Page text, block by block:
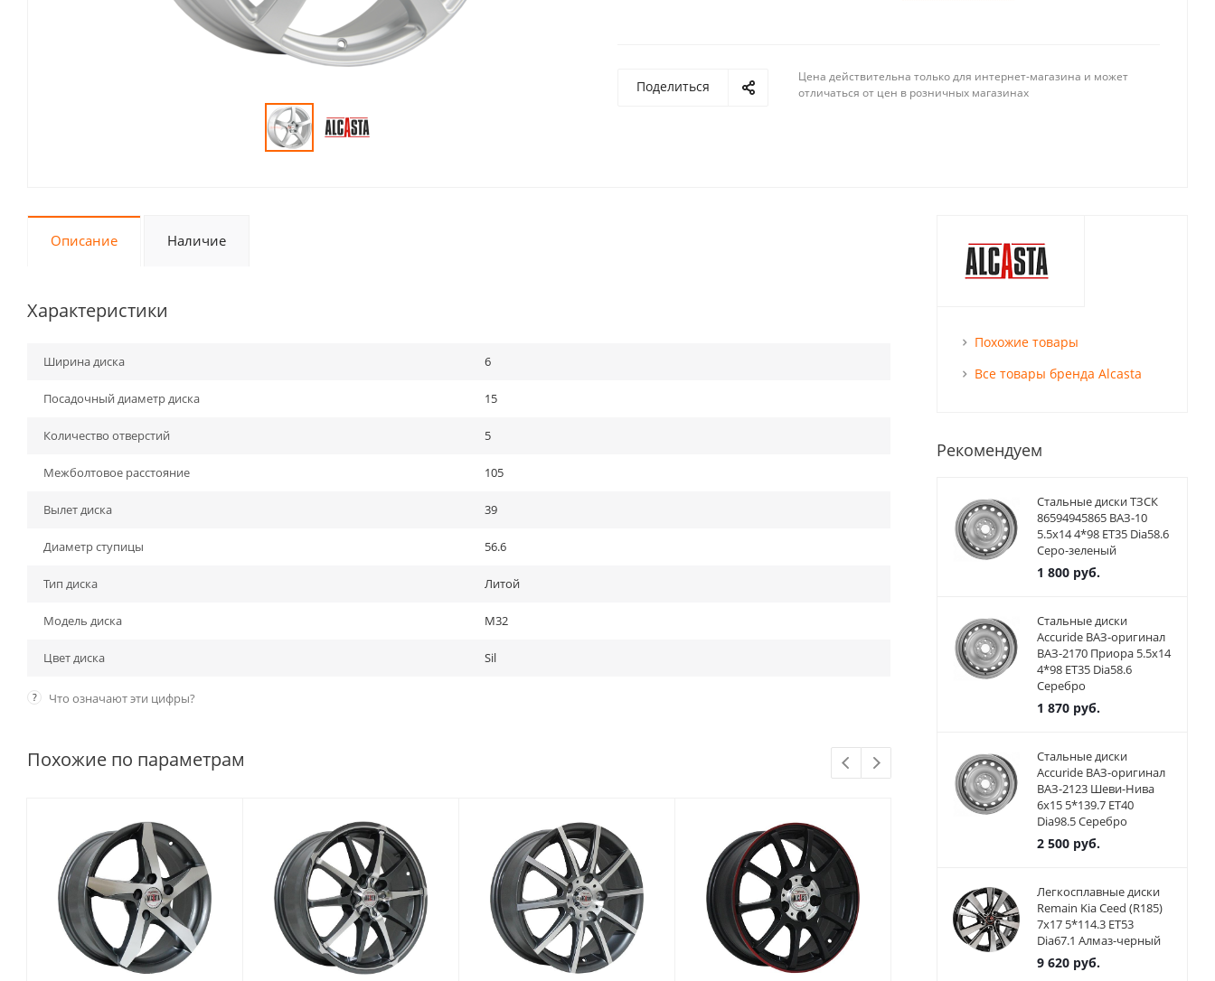
Поделиться
Цена действительна только для интернет-магазина и может
отличаться от цен в розничных магазинах
Описание Наличие
Характеристики
Ширина диска 6
Посадочный диаметр диска 15
Количество отверстий 5
Межболтовое расстояние 105
Вылет диска 39
Диаметр ступицы 56.6
Тип диска Литой
Модель диска M32
Цвет диска Sil
? Что означают эти цифры?
Похожие по параметрам
Похожие товары
Все товары бренда Alcasta
Рекомендуем
Стальные диски ТЗСК
86594945865 ВАЗ-10
5.5x14 4*98 ET35 Dia58.6
Серо-зеленый
1 800руб.
Стальные диски
Accuride ВАЗ-оригинал
ВАЗ-2170 Приора 5.5x14
4*98 ET35 Dia58.6
Серебро
1 870руб.
Стальные диски
Accuride ВАЗ-оригинал
ВАЗ-2123 Шеви-Нива
6x15 5*139.7 ET40
Dia98.5 Серебро
2 500руб.
Легкосплавные диски
Remain Kia Ceed (R185)
7x17 5*114.3 ET53
Dia67.1 Алмаз-черный
9 620руб.